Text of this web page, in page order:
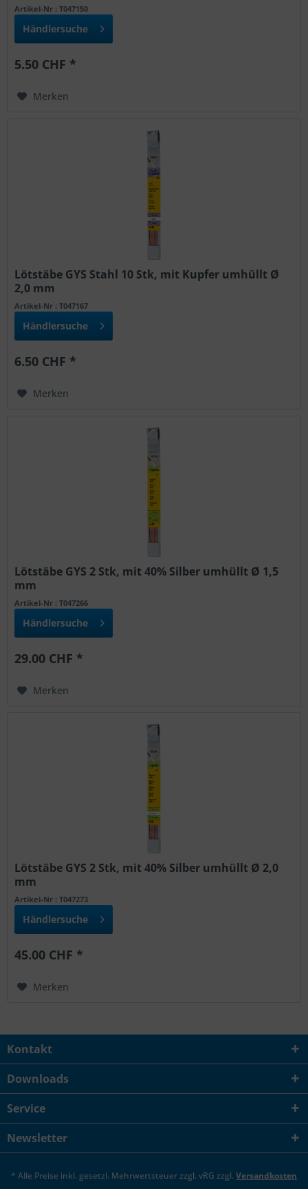
Artikel-Nr : T047150
Händlersuche
5.50 CHF *
Merken
Lötstäbe GYS Stahl 10 Stk, mit Kupfer umhüllt Ø
2,0 mm
Artikel-Nr : T047167
Händlersuche
6.50 CHF *
Merken
Lötstäbe GYS 2 Stk, mit 40% Silber umhüllt Ø 1,5
mm
Artikel-Nr : T047266
Händlersuche
29.00 CHF *
Merken
Lötstäbe GYS 2 Stk, mit 40% Silber umhüllt Ø 2,0
mm
Artikel-Nr : T047273
Händlersuche
45.00 CHF *
Merken
Kontakt
Downloads
Service
Newsletter
* Alle Preise inkl. gesetzl. Mehrwertsteuer zzgl. vRG zzgl. Versandkosten